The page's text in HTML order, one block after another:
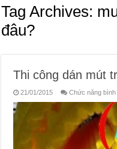
Tag Archives:
đâu?
Thi công dán mút
21/01/2015 Chức năng bình